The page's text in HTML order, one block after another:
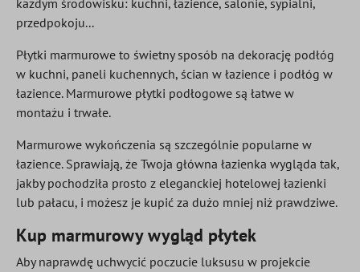
każdym środowisku: kuchni, łazience, salonie, sypialni,
przedpokoju...
Płytki marmurowe to świetny sposób na dekorację podłóg
w kuchni, paneli kuchennych, ścian w łazience i podłóg w
łazience. Marmurowe płytki podłogowe są łatwe w
montażu i trwałe.
Marmurowe wykończenia są szczególnie popularne w
łazience. Sprawiają, że Twoja główna łazienka wygląda tak,
jakby pochodziła prosto z eleganckiej hotelowej łazienki
lub pałacu, i możesz je kupić za dużo mniej niż prawdziwe.
Kup marmurowy wygląd płytek
Aby naprawdę uchwycić poczucie luksusu w projekcie